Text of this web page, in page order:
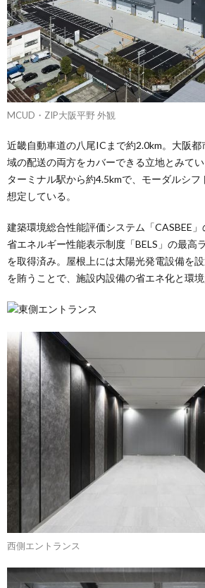
MCUD・ZIP大阪平野 外観
近畿自動車道の八尾ICまで約2.0km。大阪
域の配送の両方をカバーできる立地とみて
ターミナル駅から約4.5kmで、モーダルシフ
想定している。
建築環境総合性能評価システム「CASBEE
省エネルギー性能表示制度「BELS」の最高
を取得済み。屋根上には太陽光発電設備を
を賄うことで、施設内設備の省エネ化と環境
東側エントランス
西側エントランス